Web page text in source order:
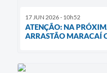
17 JUN 2026 - 10h52
ATENÇÃO: NA
ARRASTÃO MARACAÍ